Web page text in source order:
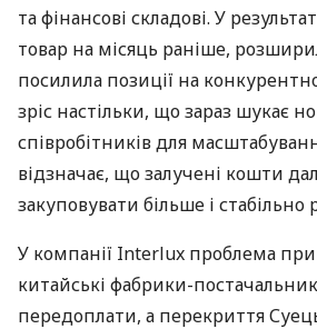
та фінансові складові. У
товар на місяць раніше,
посилила позиції на
зріс настільки, що зараз шукає
співробітників для
відзначає, що залучені кошти
закуповувати більше і стабільно
У компанії Interlux проблема
китайські фабрики-
передоплати, а перекриття